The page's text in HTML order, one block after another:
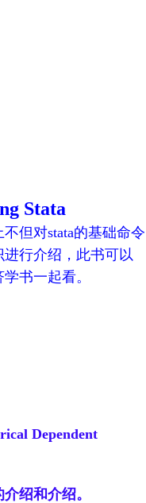
Stata
但对stata的基础命令
行介绍，此书可以
书一起看。
Dependent
绍和介绍。